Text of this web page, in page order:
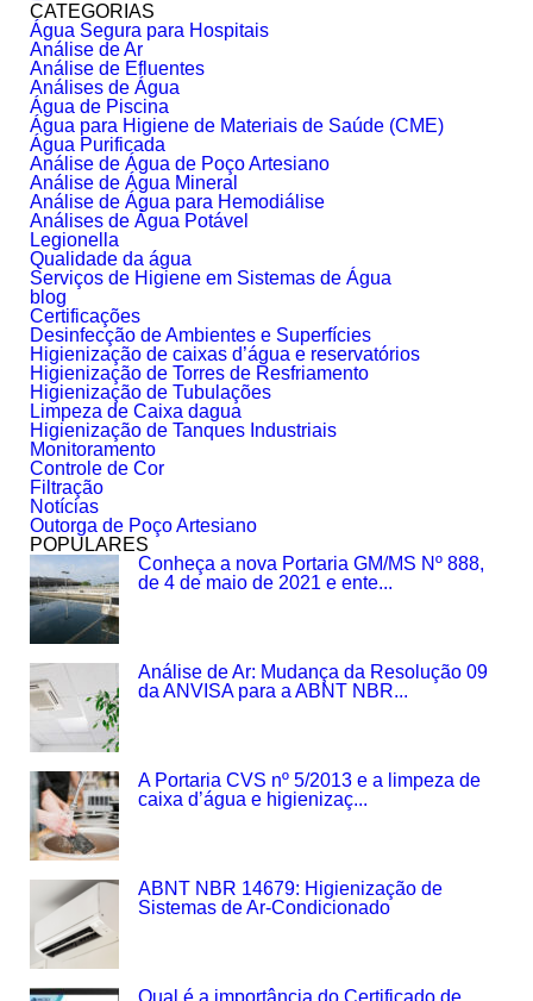
CATEGORIAS
Água Segura para Hospitais
Análise de Ar
Análise de Efluentes
Análises de Água
Água de Piscina
Água para Higiene de Materiais de Saúde (CME)
Água Purificada
Análise de Água de Poço Artesiano
Análise de Água Mineral
Análise de Água para Hemodiálise
Análises de Água Potável
Legionella
Qualidade da água
Serviços de Higiene em Sistemas de Água
blog
Certificações
Desinfecção de Ambientes e Superfícies
Higienização de caixas d’água e reservatórios
Higienização de Torres de Resfriamento
Higienização de Tubulações
Limpeza de Caixa dagua
Higienização de Tanques Industriais
Monitoramento
Controle de Cor
Filtração
Notícias
Outorga de Poço Artesiano
POPULARES
Conheça a nova Portaria GM/MS Nº 888,
de 4 de maio de 2021 e ente...
Análise de Ar: Mudança da Resolução 09
da ANVISA para a ABNT NBR...
A Portaria CVS nº 5/2013 e a limpeza de
caixa d’água e higienizaç...
ABNT NBR 14679: Higienização de
Sistemas de Ar-Condicionado